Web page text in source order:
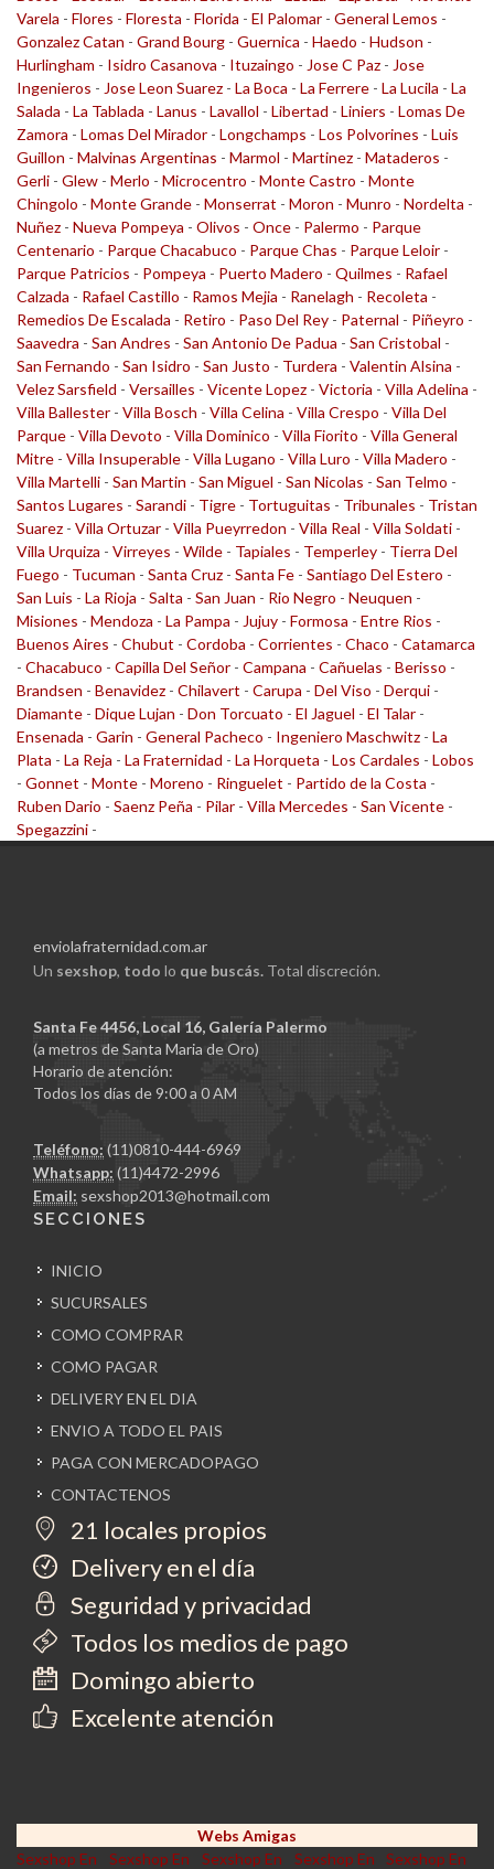
Varela - Flores - Floresta - Florida - El Palomar - General Lemos -
Gonzalez Catan - Grand Bourg - Guernica - Haedo - Hudson -
Hurlingham - Isidro Casanova - Ituzaingo - Jose C Paz - Jose
Ingenieros - Jose Leon Suarez - La Boca - La Ferrere - La Lucila - La
Salada - La Tablada - Lanus - Lavallol - Libertad - Liniers - Lomas De
Zamora - Lomas Del Mirador - Longchamps - Los Polvorines - Luis
Guillon - Malvinas Argentinas - Marmol - Martinez - Mataderos -
Gerli - Glew - Merlo - Microcentro - Monte Castro - Monte
Chingolo - Monte Grande - Monserrat - Moron - Munro - Nordelta -
Nuñez - Nueva Pompeya - Olivos - Once - Palermo - Parque
Centenario - Parque Chacabuco - Parque Chas - Parque Leloir -
Parque Patricios - Pompeya - Puerto Madero - Quilmes - Rafael
Calzada - Rafael Castillo - Ramos Mejia - Ranelagh - Recoleta -
Remedios De Escalada - Retiro - Paso Del Rey - Paternal - Piñeyro -
Saavedra - San Andres - San Antonio De Padua - San Cristobal -
San Fernando - San Isidro - San Justo - Turdera - Valentin Alsina -
Velez Sarsfield - Versailles - Vicente Lopez - Victoria - Villa Adelina -
Villa Ballester - Villa Bosch - Villa Celina - Villa Crespo - Villa Del
Parque - Villa Devoto - Villa Dominico - Villa Fiorito - Villa General
Mitre - Villa Insuperable - Villa Lugano - Villa Luro - Villa Madero -
Villa Martelli - San Martin - San Miguel - San Nicolas - San Telmo -
Santos Lugares - Sarandi - Tigre - Tortuguitas - Tribunales - Tristan
Suarez - Villa Ortuzar - Villa Pueyrredon - Villa Real - Villa Soldati -
Villa Urquiza - Virreyes - Wilde - Tapiales - Temperley - Tierra Del
Fuego - Tucuman - Santa Cruz - Santa Fe - Santiago Del Estero -
San Luis - La Rioja - Salta - San Juan - Rio Negro - Neuquen -
Misiones - Mendoza - La Pampa - Jujuy - Formosa - Entre Rios -
Buenos Aires - Chubut - Cordoba - Corrientes - Chaco - Catamarca
- Chacabuco - Capilla Del Señor - Campana - Cañuelas - Berisso -
Brandsen - Benavidez - Chilavert - Carupa - Del Viso - Derqui -
Diamante - Dique Lujan - Don Torcuato - El Jaguel - El Talar -
Ensenada - Garin - General Pacheco - Ingeniero Maschwitz - La
Plata - La Reja - La Fraternidad - La Horqueta - Los Cardales - Lobos
- Gonnet - Monte - Moreno - Ringuelet - Partido de la Costa -
Ruben Dario - Saenz Peña - Pilar - Villa Mercedes - San Vicente -
Spegazzini -
enviolafraternidad.com.ar
Un sexshop, todo lo que buscás. Total discreción.
Santa Fe 4456, Local 16, Galería Palermo
(a metros de Santa Maria de Oro)
Horario de atención:
Todos los días de 9:00 a 0 AM
Teléfono: (11)0810-444-6969
Whatsapp: (11)4472-2996
Email: sexshop2013@hotmail.com
SECCIONES
INICIO
SUCURSALES
COMO COMPRAR
COMO PAGAR
DELIVERY EN EL DIA
ENVIO A TODO EL PAIS
PAGA CON MERCADOPAGO
CONTACTENOS
21 locales propios
Delivery en el día
Seguridad y privacidad
Todos los medios de pago
Domingo abierto
Excelente atención
Webs Amigas
Sexshop En
Sexshop En
Sexshop En
Sexshop En
Sexshop En